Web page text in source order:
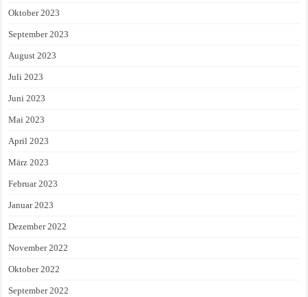
Oktober 2023
September 2023
August 2023
Juli 2023
Juni 2023
Mai 2023
April 2023
März 2023
Februar 2023
Januar 2023
Dezember 2022
November 2022
Oktober 2022
September 2022